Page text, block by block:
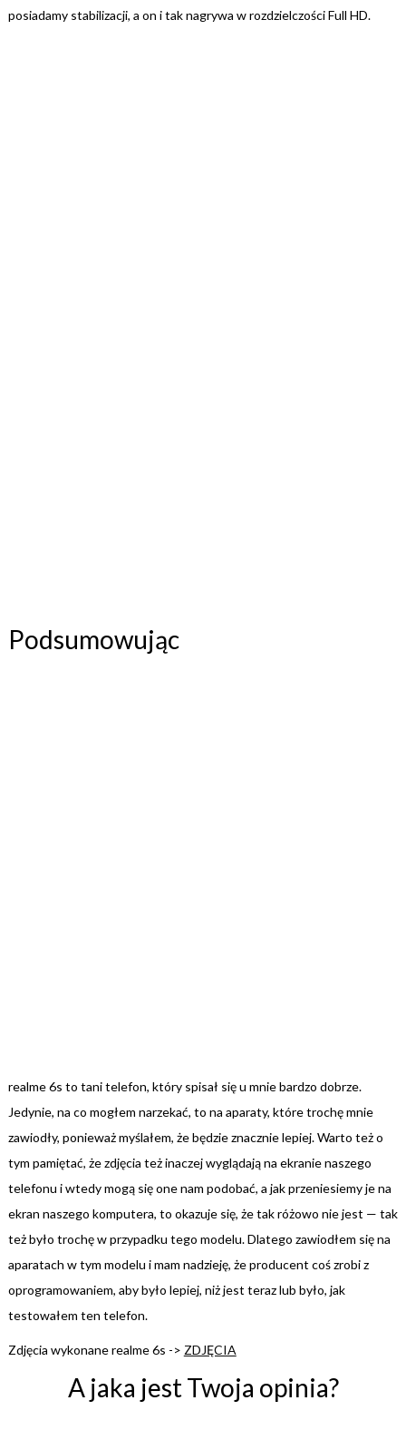
posiadamy stabilizacji, a on i tak nagrywa w rozdzielczości Full HD.
Podsumowując
realme 6s to tani telefon, który spisał się u mnie bardzo dobrze.
Jedynie, na co mogłem narzekać, to na aparaty, które trochę mnie
zawiodły, ponieważ myślałem, że będzie znacznie lepiej. Warto też o
tym pamiętać, że zdjęcia też inaczej wyglądają na ekranie naszego
telefonu i wtedy mogą się one nam podobać, a jak przeniesiemy je na
ekran naszego komputera, to okazuje się, że tak różowo nie jest — tak
też było trochę w przypadku tego modelu. Dlatego zawiodłem się na
aparatach w tym modelu i mam nadzieję, że producent coś zrobi z
oprogramowaniem, aby było lepiej, niż jest teraz lub było, jak
testowałem ten telefon.
Zdjęcia wykonane realme 6s -> ZDJĘCIA
A jaka jest Twoja opinia?